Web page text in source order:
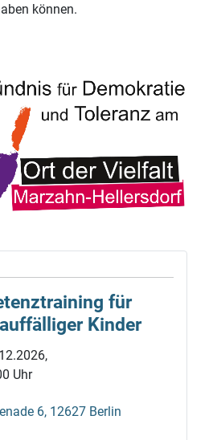
können.
für
Kinder
Uhr
6, 12627 Berlin